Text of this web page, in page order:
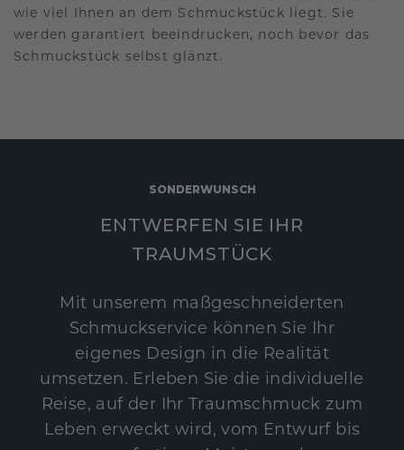
wie viel Ihnen an dem Schmuckstück liegt. Sie
werden garantiert beeindrucken, noch bevor das
Schmuckstück selbst glänzt.
SONDERWUNSCH
ENTWERFEN SIE IHR
TRAUMSTÜCK
Mit unserem maßgeschneiderten
Schmuckservice können Sie Ihr
eigenes Design in die Realität
umsetzen. Erleben Sie die individuelle
Reise, auf der Ihr Traumschmuck zum
Leben erweckt wird, vom Entwurf bis